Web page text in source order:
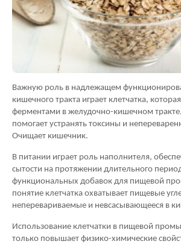
Важную роль в надлежащем
кишечного тракта играет клетчатка,
ферментами в желудочно-кишечном
помогает устранять токсины и
Очищает кишечник.
В питании играет роль наполнителя,
сытости на протяжении длительного
функциональных добавок для пищевой
понятие клетчатка охватывает пищевые
неперевариваемые и невсасывающееся в
Использование клетчатки в пищевой
только повышает физико-химические